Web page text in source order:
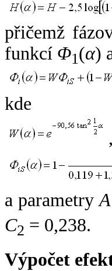
přičemž
funkcí Φ1(α)
kde
,
a parametryA
C2 = 0,238.
Výpočet